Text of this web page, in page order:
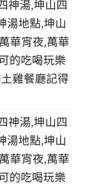
雞餐廳記得